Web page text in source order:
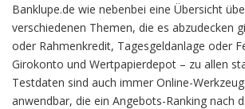
Banklupe.de wie nebenbei eine Übersicht
verschiedenen Themen, die es abzudecken
oder Rahmenkredit, Tagesgeldanlage oder
Girokonto und Wertpapierdepot – zu allen
Testdaten sind auch immer Online-
anwendbar, die ein Angebots-Ranking nach